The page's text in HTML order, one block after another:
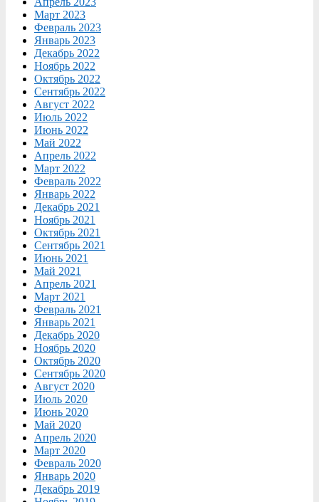
Март 2023
Февраль 2023
Январь 2023
Декабрь 2022
Ноябрь 2022
Октябрь 2022
Сентябрь 2022
Август 2022
Июль 2022
Июнь 2022
Май 2022
Апрель 2022
Март 2022
Февраль 2022
Январь 2022
Декабрь 2021
Ноябрь 2021
Октябрь 2021
Сентябрь 2021
Июнь 2021
Май 2021
Апрель 2021
Март 2021
Февраль 2021
Январь 2021
Декабрь 2020
Ноябрь 2020
Октябрь 2020
Сентябрь 2020
Август 2020
Июль 2020
Июнь 2020
Май 2020
Апрель 2020
Март 2020
Февраль 2020
Январь 2020
Декабрь 2019